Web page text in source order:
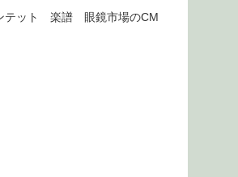
テット 楽譜 眼鏡市場のCM